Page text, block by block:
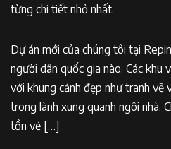
từng chi tiết nhỏ nhất.
Dự án mới của chúng tôi tại
người dân quốc gia nào. Các khu
với khung cảnh đẹp như tranh vẽ
trong lành xung quanh ngôi nhà.
tồn vẻ […]